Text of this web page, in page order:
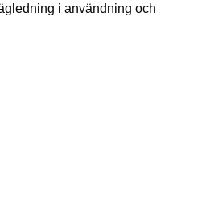
i användning och